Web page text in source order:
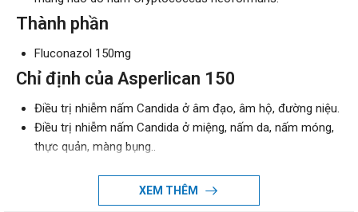
Thành phần
Fluconazol 150mg
Chỉ định của Asperlican 150
Điều trị nhiễm nấm Candida ở âm đạo, âm hộ, đường niệu.
Điều trị nhiễm nấm Candida ở miệng, nấm da, nấm móng,
thực quản, màng bụng..
trong huyết, phổi, thậm chí Điều trị viêm màng não do nấm
Cryptococcus neoformans.
XEM THÊM